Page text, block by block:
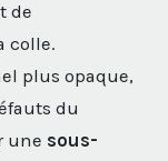
de
colle.
plus opaque,
du
une sous-